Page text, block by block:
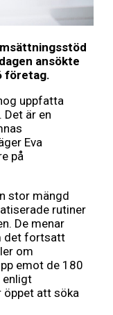
ansökte
företag.
uppfatta
är en
Eva
på
stor mängd
rutiner
De menar
det fortsatt
om
emot de 180
enligt
öppet att söka